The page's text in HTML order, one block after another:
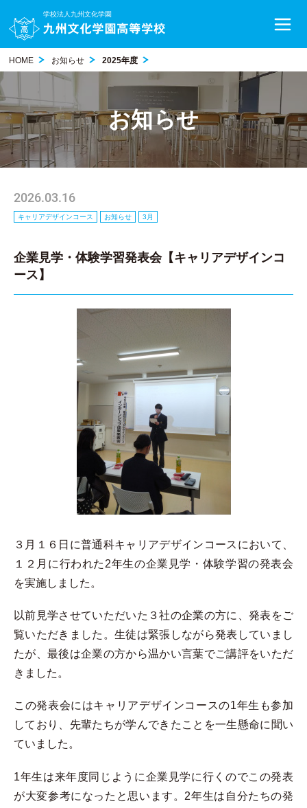
学校法人九州文化学園
HOME お知らせ 2025年度
お知らせ
2026.03.16
キャリアデザインコース お知らせ 3月
企業見学・体験学習発表会【キャリアデザインコ
ース】
３月１６日に普通科キャリアデザインコースにおいて、
１２月に行われた2年生の企業見学・体験学習の発表会
を実施しました。
以前見学させていただいた３社の企業の方に、発表をご
覧いただきました。生徒は緊張しながら発表していまし
たが、最後は企業の方から温かい言葉でご講評をいただ
きました。
この発表会にはキャリアデザインコースの1年生も参加
しており、先輩たちが学んできたことを一生懸命に聞い
ていました。
1年生は来年度同じように企業見学に行くのでこの発表
が大変参考になったと思います。2年生は自分たちの発